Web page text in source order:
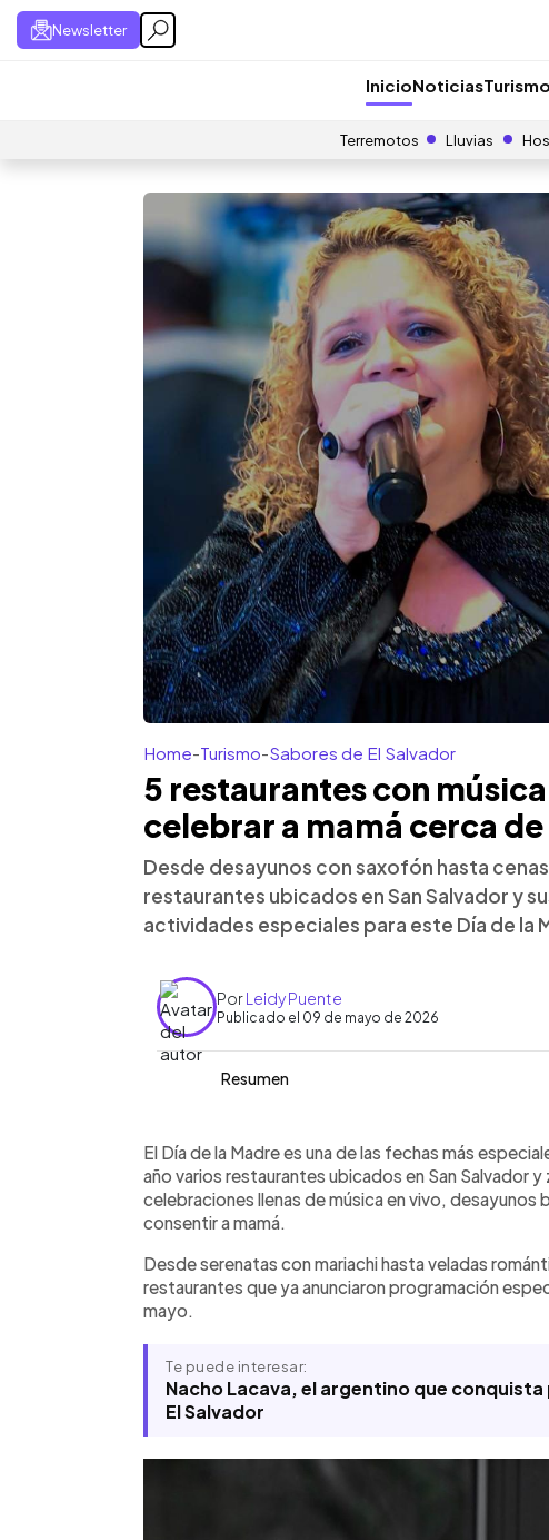
Newsletter
InicioNoticiasTurismo
Terremotos Lluvias
Home-Turismo-Sabores de El Salvador
5 restaurantes con
celebrar a mamá cerca
Desde desayunos con saxofón hasta
restaurantes ubicados en San Salvador y
actividades especiales para este Día de la
PorLeidy Puente
Publicado el 09 de mayo de 2026
Resumen
► Escuchar artículo
Restaurantes de San Salvador y sus
especiales para celebrar el Día de la Madre
buffet y cenas familiares. Lugares como La
Brewing Company, San Martín, El Café de
durante el fin de semana del 10 de mayo.
horarios extendidos, promociones y
concurridas del año.
El Día de la Madre es una de las fechas más
año varios restaurantes ubicados en San Salvador
celebraciones llenas de música en vivo, desayunos
consentir a mamá.
Desde serenatas con mariachi hasta veladas
restaurantes que ya anunciaron programación
mayo.
Te puede interesar:
Nacho Lacava, el argentino que
El Salvador